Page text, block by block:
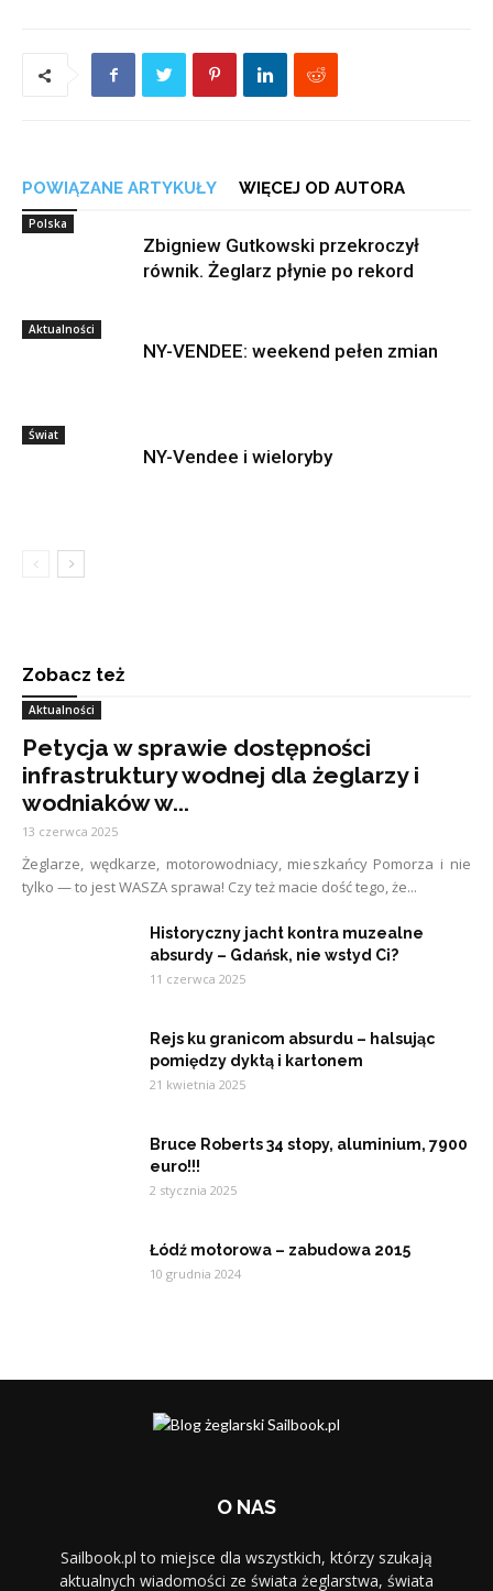
POWIĄZANE ARTYKUŁY WIĘCEJ OD AUTORA
Polska
Zbigniew Gutkowski przekroczył
równik. Żeglarz płynie po rekord
Aktualności
NY-VENDEE: weekend pełen zmian
Świat
NY-Vendee i wieloryby
Zobacz też
Aktualności
Petycja w sprawie dostępności
infrastruktury wodnej dla żeglarzy i
wodniaków w...
13 czerwca 2025
Żeglarze, wędkarze, motorowodniacy, mieszkańcy Pomorza i nie
tylko — to jest WASZA sprawa! Czy też macie dość tego, że...
Historyczny jacht kontra muzealne
absurdy – Gdańsk, nie wstyd Ci?
11 czerwca 2025
Rejs ku granicom absurdu – halsując
pomiędzy dyktą i kartonem
21 kwietnia 2025
Bruce Roberts 34 stopy, aluminium, 7900
euro!!!
2 stycznia 2025
Łódź motorowa – zabudowa 2015
10 grudnia 2024
O NAS
Sailbook.pl to miejsce dla wszystkich, którzy szukają
aktualnych wiadomości ze świata żeglarstwa, świata